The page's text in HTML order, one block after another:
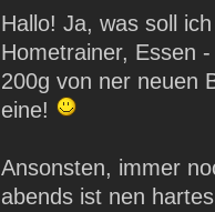
Hallo! Ja, was soll
Hometrainer, Essen
200g von ner neuen
eine!
Ansonsten, immer
abends ist nen